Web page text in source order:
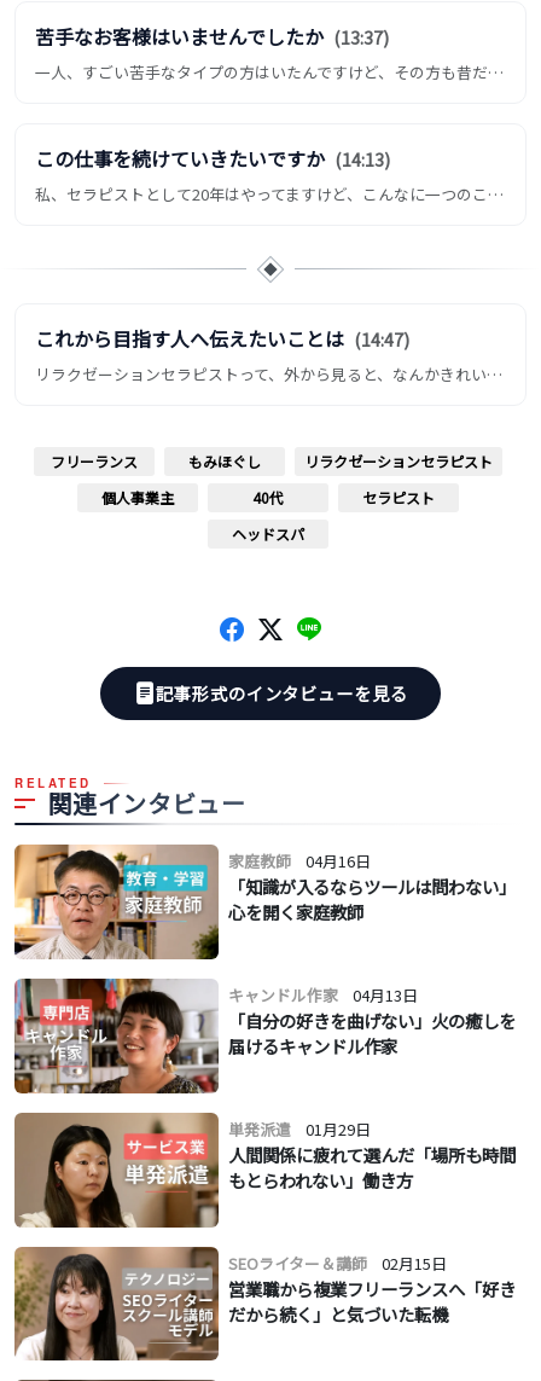
苦手なお客様はいませんでしたか (13:37)
一人、すごい苦手なタイプの方はいたんですけど、その方も昔だったら、もう嫌いって言って、私、扉閉めちゃうタイプだった...
この仕事を続けていきたいですか (14:13)
私、セラピストとして20年はやってますけど、こんなに一つのことを続けられたのは初めてなんですね。なので、絶対にこの...
これから目指す人へ伝えたいことは (14:47)
リラクゼーションセラピストって、外から見ると、なんかきれいな仕事だよねって、制服着て人に触ったりしていいよねって、...
フリーランス もみほぐし
リラクゼーションセラピスト
個人事業主
40代
セラピスト
ヘッドスパ
記事形式のインタビューを見る
RELATED
関連インタビュー
家庭教師 04月16日
「知識が入るならツールは問わない」
心を開く家庭教師
キャンドル作家 04月13日
「自分の好きを曲げない」火の癒しを
届けるキャンドル作家
単発派遣 01月29日
人間関係に疲れて選んだ「場所も時間
もとらわれない」働き方
SEOライター＆講師 02月15日
営業職から複業フリーランスへ「好き
だから続く」と気づいた転機